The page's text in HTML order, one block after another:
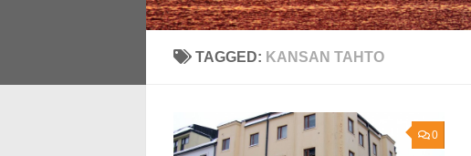
TAGGED: KANSAN TAHTO
0